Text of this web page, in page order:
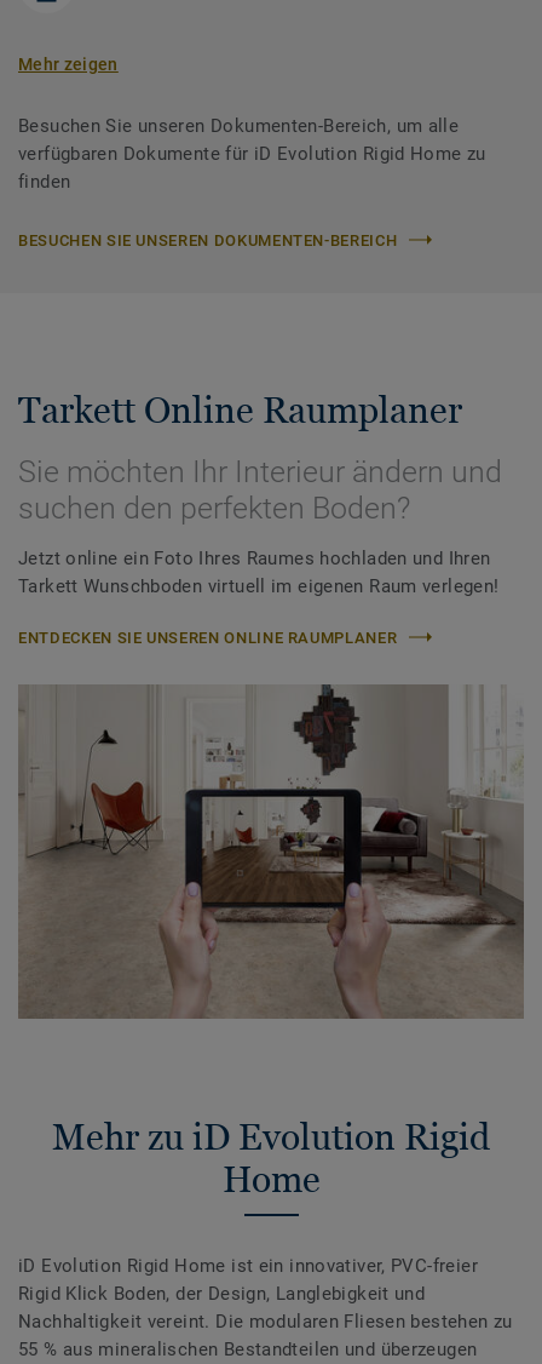
Mehr zeigen
Besuchen Sie unseren Dokumenten-Bereich, um alle
verfügbaren Dokumente für iD Evolution Rigid Home zu
finden
BESUCHEN SIE UNSEREN DOKUMENTEN-BEREICH
Tarkett Online Raumplaner
Sie möchten Ihr Interieur ändern und
suchen den perfekten Boden?
Jetzt online ein Foto Ihres Raumes hochladen und Ihren
Tarkett Wunschboden virtuell im eigenen Raum verlegen!
ENTDECKEN SIE UNSEREN ONLINE RAUMPLANER
Mehr zu iD Evolution Rigid
Home
iD Evolution Rigid Home ist ein innovativer, PVC-freier
Rigid Klick Boden, der Design, Langlebigkeit und
Nachhaltigkeit vereint. Die modularen Fliesen bestehen zu
55 % aus mineralischen Bestandteilen und überzeugen